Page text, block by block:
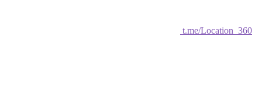
t.me/Location_360